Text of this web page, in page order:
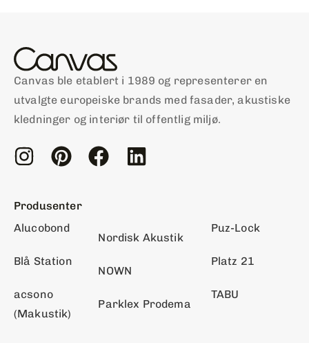
Canvas ble etablert i 1989 og representerer en
utvalgte europeiske brands med fasader, akustiske
kledninger og interiør til offentlig miljø.
Produsenter
Alucobond
Blå Station
acsono
(Makustik)
Nordisk Akustik
NOWN
Parklex Prodema
Puz-Lock
Platz 21
TABU